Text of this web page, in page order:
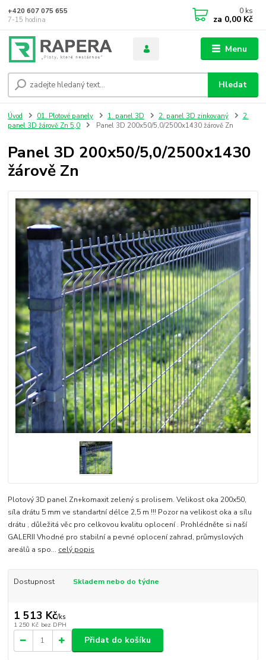
Menu
Hledat
+420 607 075 655
7-15 hodina
0 ks
za 0,00 Kč
Úvod 01. Plotové panely 1. panel 3D 2. panel 3D zinkovaný
2.
panel 3D žárově Zn 5,0
Panel 3D 200x50/5,0/2500x1430 žárově Zn
Panel 3D 200x50/5,0/2500x1430
žárově Zn
Plotový 3D panel Zn+komaxit zelený s prolisem. Velikost oka 200x50,
síla drátu 5 mm ve standartní délce 2,5 m !!! Pozor na velikost oka a sílu
drátu , důležitá věc pro celkovou kvalitu oplocení . Prohlédněte si naší
GALERII Vhodné pro stabilní a pevné oplocení zahrad, průmyslových
areálů a spo... celý popis
Dostupnost Skladem nebo do týdne
1 513 Kč/ks
1 250 Kč bez DPH
Přidat do košíku